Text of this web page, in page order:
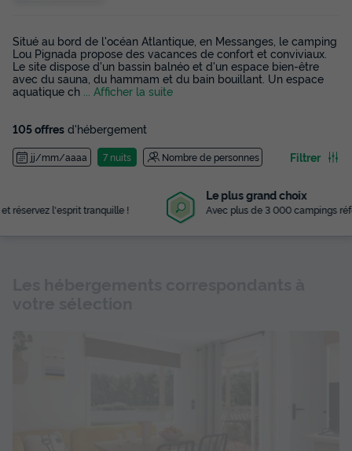
Situé au bord de l'océan Atlantique, en Messanges, le camping
Lou Pignada propose des vacances de confort et conviviaux.
Le site dispose d'un bassin balnéo et d'un espace bien-être
avec du sauna, du hammam et du bain bouillant. Un espace
aquatique ch
... Afficher la suite
105 offres d'hébergement
jj/mm/aaaa 7 nuits Nombre de personnes Filtrer
Avec plus de 3 000 campings référencés